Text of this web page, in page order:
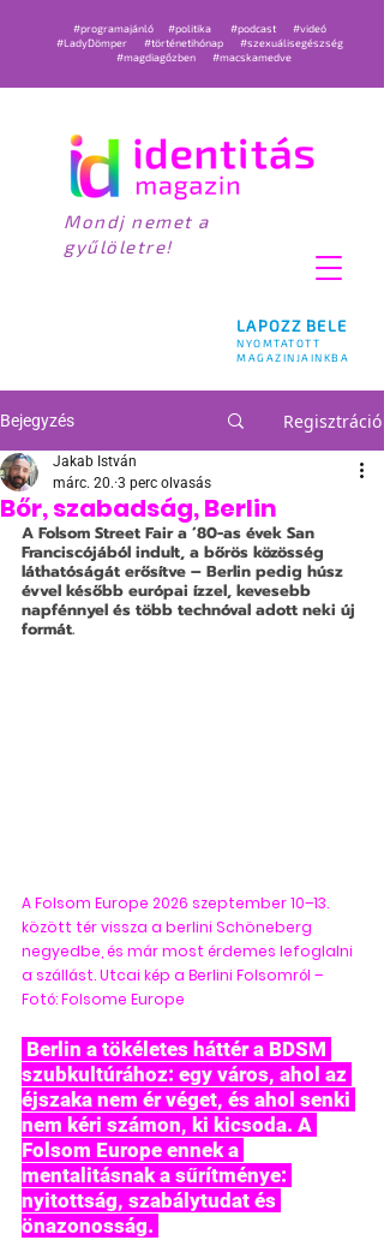
LAPOZZ BELE
NYOMTATOTT
MAGAZINJAINKBA
#programajánló #politika #podcast
#videó
#LadyDömper
#történetihónap
#szexuálisegészség
#magdiagőzben
#macskamedve
Mondj nemet a
gyűlöletre!
Bejegyzés Regisztráció
Bőr, szabadság, Berlin
Jakab István
márc. 20. 3 perc olvasás
A Folsom Street Fair a ’80-as évek San
Franciscójából indult, a bőrös közösség
láthatóságát erősítve – Berlin pedig húsz
évvel később európai ízzel, kevesebb
napfénnyel és több technóval adott neki új
formát.
A Folsom Europe 2026 szeptember 10–13.
között tér vissza a berlini Schöneberg
negyedbe, és már most érdemes lefoglalni
a szállást. Utcai kép a Berlini Folsomról –
Fotó: Folsome Europe
szubkultúrához: egy város, ahol az
éjszaka nem ér véget, és ahol senki
nem kéri számon, ki kicsoda. A
Folsom Europe ennek a
mentalitásnak a sűrítménye:
nyitottság, szabálytudat és
önazonosság.